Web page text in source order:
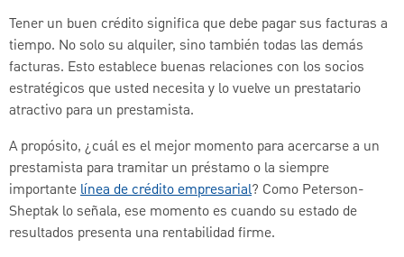
Tener un buen crédito significa que debe pagar sus facturas a
tiempo. No solo su alquiler, sino también todas las demás
facturas. Esto establece buenas relaciones con los socios
estratégicos que usted necesita y lo vuelve un prestatario
atractivo para un prestamista.
A propósito, ¿cuál es el mejor momento para acercarse a un
prestamista para tramitar un préstamo o la siempre
importantelínea de crédito empresarial? Como Peterson-
Sheptak lo señala, ese momento es cuando su estado de
resultados presenta una rentabilidad firme.